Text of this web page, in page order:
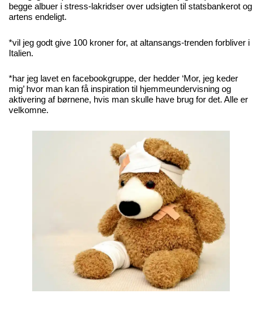
begge albuer i stress-lakridser over udsigten til statsbankerot og
artens endeligt.
*vil jeg godt give 100 kroner for, at altansangs-trenden forbliver i
Italien.
*har jeg lavet en facebookgruppe, der hedder ‘Mor, jeg keder
mig’ hvor man kan få inspiration til hjemmeundervisning og
aktivering af børnene, hvis man skulle have brug for det. Alle er
velkomne.